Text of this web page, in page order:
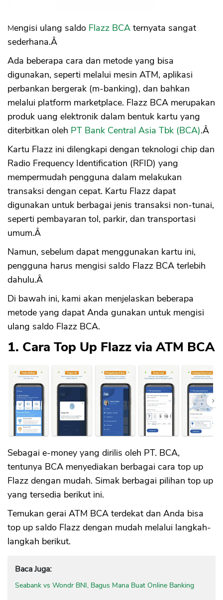
Mengisi ulang saldo Flazz BCA ternyata sangat
sederhana.Â
Ada beberapa cara dan metode yang bisa
digunakan, seperti melalui mesin ATM, aplikasi
perbankan bergerak (m-banking), dan bahkan
melalui platform marketplace. Flazz BCA merupakan
produk uang elektronik dalam bentuk kartu yang
diterbitkan oleh PT Bank Central Asia Tbk (BCA).Â
Kartu Flazz ini dilengkapi dengan teknologi chip dan
Radio Frequency Identification (RFID) yang
mempermudah pengguna dalam melakukan
transaksi dengan cepat. Kartu Flazz dapat
digunakan untuk berbagai jenis transaksi non-tunai,
seperti pembayaran tol, parkir, dan transportasi
umum.Â
Namun, sebelum dapat menggunakan kartu ini,
pengguna harus mengisi saldo Flazz BCA terlebih
dahulu.Â
Di bawah ini, kami akan menjelaskan beberapa
metode yang dapat Anda gunakan untuk mengisi
ulang saldo Flazz BCA.
1. Cara Top Up Flazz via ATM BCA
Sebagai e-money yang dirilis oleh PT. BCA,
tentunya BCA menyediakan berbagai cara top up
Flazz dengan mudah. Simak berbagai pilihan top up
yang tersedia berikut ini.
Temukan gerai ATM BCA terdekat dan Anda bisa
top up saldo Flazz dengan mudah melalui langkah-
langkah berikut.
Baca Juga:
Seabank vs Wondr BNI, Bagus Mana Buat Online Banking